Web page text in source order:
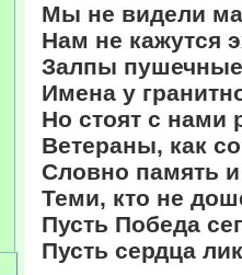
Мы не видели
Нам не кажутся
Залпы
Имена у
Но стоят с нами
Ветераны, как
Словно память
Теми, кто не
Пусть Победа
Пусть сердца